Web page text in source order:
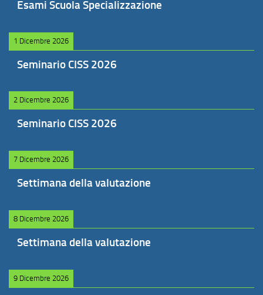
Esami Scuola Specializzazione
1 Dicembre 2026
Seminario CISS 2026
2 Dicembre 2026
Seminario CISS 2026
7 Dicembre 2026
Settimana della valutazione
8 Dicembre 2026
Settimana della valutazione
9 Dicembre 2026